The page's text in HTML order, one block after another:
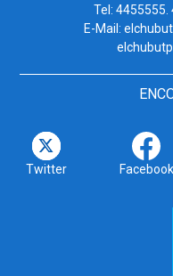
Tel: 4455555.
E-Mail:
Twitter Facebook